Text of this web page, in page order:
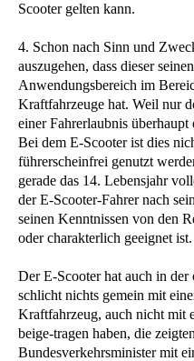
Scooter gelten kann.
4. Schon nach Sinn und
auszugehen, dass dieser
Anwendungsbereich im
Kraftfahrzeuge hat. Weil nur
einer Fahrerlaubnis
Bei dem E-Scooter ist dies
führerscheinfrei genutzt
gerade das 14. Lebensjahr
der E-Scooter-Fahrer nach
seinen Kenntnissen von den
oder charakterlich geeignet ist.
Der E-Scooter hat auch in
schlicht nichts gemein mit
Kraftfahrzeug, auch nicht mit
beige-tragen haben, die
Bundesverkehrsminister mit